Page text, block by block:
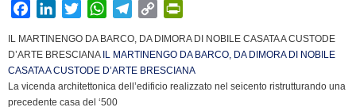
c
e
b
o
n
k
e
d
t
t
e
W
a
t
s
A
l
e
g
C
p
y
L
i
n
t
IL MARTINENGO DA BARCO, DA DIMORA DI NOBILE CASATA A CUSTODE
D’ARTE BRESCIANA IL MARTINENGO DA BARCO, DA DIMORA DI NOBILE
CASATA A CUSTODE D’ARTE BRESCIANA
La vicenda architettonica dell’edificio realizzato nel seicento ristrutturando una
precedente casa del ‘500